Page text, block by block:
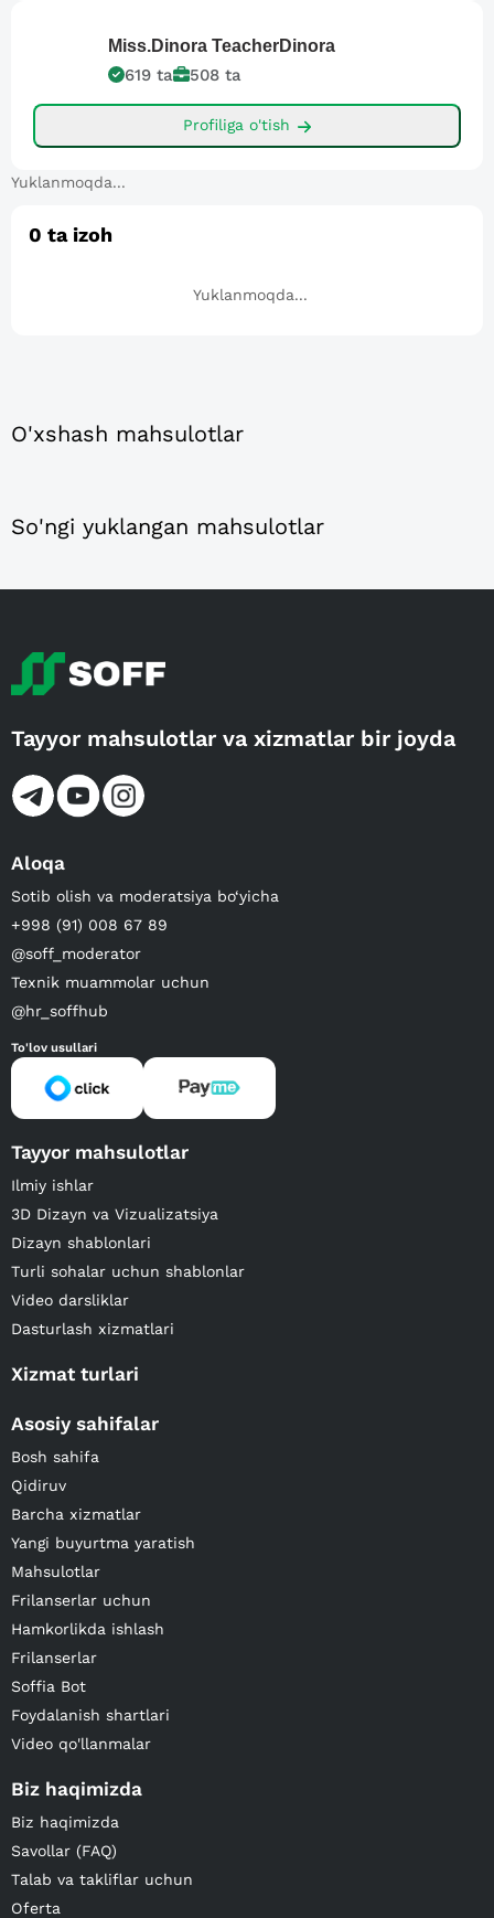
Miss.Dinora TeacherDinora
619 ta 508 ta
Profiliga o'tish
Yuklanmoqda...
0 ta izoh
Yuklanmoqda...
O'xshash mahsulotlar
So'ngi yuklangan mahsulotlar
Tayyor mahsulotlar va xizmatlar bir joyda
Aloqa
Sotib olish va moderatsiya bo‘yicha
+998 (91) 008 67 89
@soff_moderator
Texnik muammolar uchun
@hr_soffhub
To'lov usullari
Tayyor mahsulotlar
Ilmiy ishlar
3D Dizayn va Vizualizatsiya
Dizayn shablonlari
Turli sohalar uchun shablonlar
Video darsliklar
Dasturlash xizmatlari
Xizmat turlari
Asosiy sahifalar
Bosh sahifa
Qidiruv
Barcha xizmatlar
Yangi buyurtma yaratish
Mahsulotlar
Frilanserlar uchun
Hamkorlikda ishlash
Frilanserlar
Soffia Bot
Foydalanish shartlari
Video qo'llanmalar
Biz haqimizda
Biz haqimizda
Savollar (FAQ)
Talab va takliflar uchun
Oferta